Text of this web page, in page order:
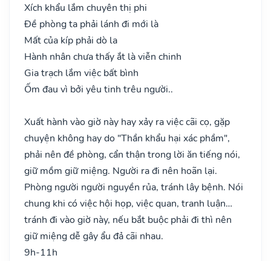
Xích khẩu lắm chuyên thị phi
Đề phòng ta phải lánh đi mới là
Mất của kíp phải dò la
Hành nhân chưa thấy ắt là viễn chinh
Gia trạch lắm việc bất bình
Ốm đau vì bởi yêu tinh trêu người..
Xuất hành vào giờ này hay xảy ra việc cãi cọ, gặp
chuyện không hay do "Thần khẩu hại xác phầm",
phải nên đề phòng, cẩn thận trong lời ăn tiếng nói,
giữ mồm giữ miệng. Người ra đi nên hoãn lại.
Phòng người người nguyền rủa, tránh lây bệnh. Nói
chung khi có việc hội họp, việc quan, tranh luận…
tránh đi vào giờ này, nếu bắt buộc phải đi thì nên
giữ miệng dễ gây ẩu đả cãi nhau.
9h-11h